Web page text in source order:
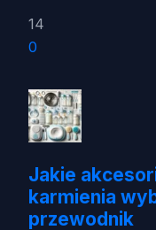
14
0
Jakie
karmienia
przewodnik